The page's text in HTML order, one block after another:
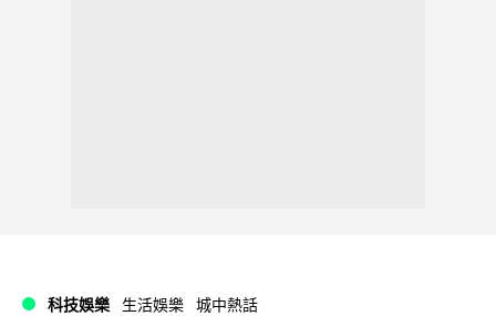
科技娛樂 生活娛樂 城中熱話